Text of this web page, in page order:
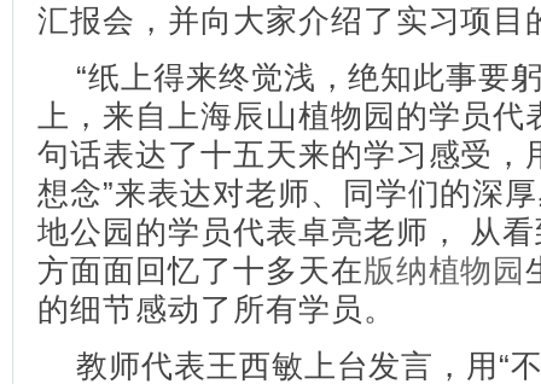
汇报会，并向大家介绍了实习项目
“纸上得来终觉浅，绝知此事要
上，来自上海辰山植物园的学员
句话表达了十五天来的学习感受，
想念”来表达对老师、同学们的深
地公园的学员代表卓亮老师， 从
方面面回忆了十多天在版纳植物园
的细节感动了所有学员。
教师代表王西敏上台发言，用“